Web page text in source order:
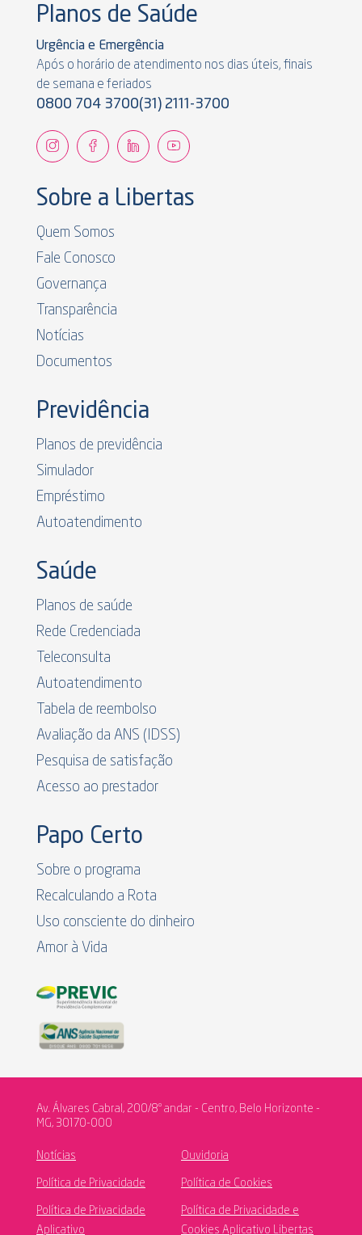
Planos de Saúde
Urgência e Emergência
Após o horário de atendimento nos dias úteis, finais
de semana e feriados
0800 704 3700(31) 2111-3700
Sobre a Libertas
Quem Somos
Fale Conosco
Governança
Transparência
Notícias
Documentos
Previdência
Planos de previdência
Simulador
Empréstimo
Autoatendimento
Saúde
Planos de saúde
Rede Credenciada
Teleconsulta
Autoatendimento
Tabela de reembolso
Avaliação da ANS (IDSS)
Pesquisa de satisfação
Acesso ao prestador
Papo Certo
Sobre o programa
Recalculando a Rota
Uso consciente do dinheiro
Amor à Vida
Av. Álvares Cabral, 200/8º andar - Centro, Belo Horizonte -
MG, 30170-000
Notícias Ouvidoria
Política de Privacidade Política de Cookies
Política de Privacidade
Aplicativo
Política de Privacidade e
Cookies Aplicativo Libertas